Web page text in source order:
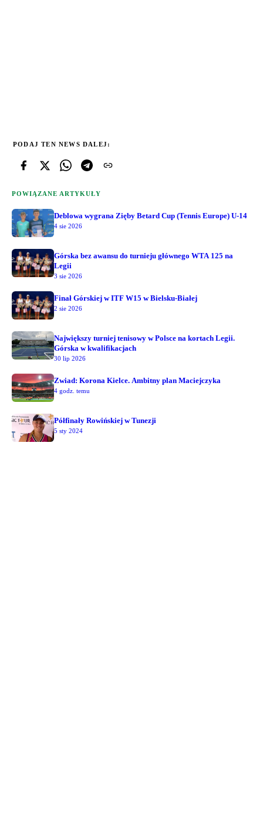
PODAJ TEN NEWS DALEJ:
POWIĄZANE ARTYKUŁY
Deblowa wygrana Zięby Betard Cup (Tennis Europe) U-14
4 sie 2026
Górska bez awansu do turnieju głównego WTA 125 na
Legii
3 sie 2026
Finał Górskiej w ITF W15 w Bielsku-Białej
2 sie 2026
Największy turniej tenisowy w Polsce na kortach Legii.
Górska w kwalifikacjach
30 lip 2026
Zwiad: Korona Kielce. Ambitny plan Maciejczyka
4 godz. temu
Półfinały Rowińskiej w Tunezji
5 sty 2024